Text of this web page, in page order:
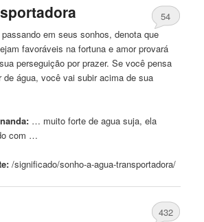
54
em seus sonhos, denota que
favoráveis ​​na fortuna e amor provará
perseguição por prazer. Se você pensa
de água, você vai subir acima de sua
… muito forte deagua suja, ela
com …
/significado/sonho-a-agua-transportadora/
432